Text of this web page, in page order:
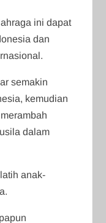
ini dapat
dan
semakin
kemudian
dalam
anak-